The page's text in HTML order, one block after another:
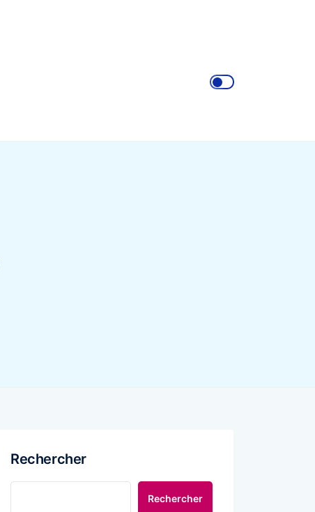
Rechercher
Rechercher